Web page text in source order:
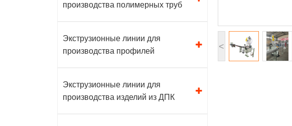
производства полимерных труб
Экструзионные линии для
производства профилей
Экструзионные линии для
производства изделий из ДПК
<